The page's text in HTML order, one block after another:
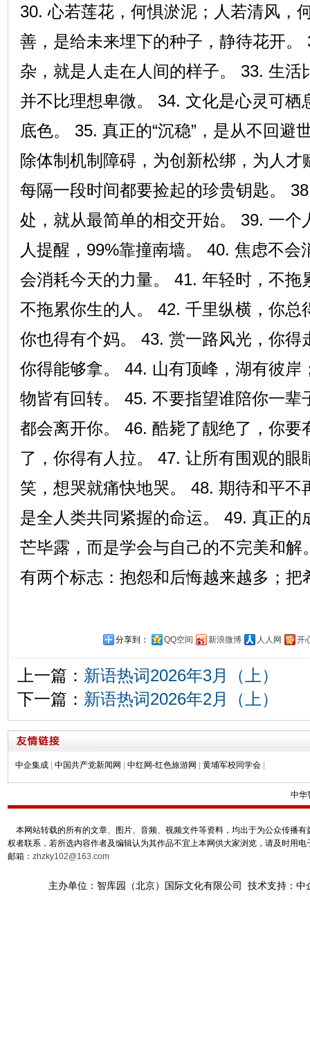
30. 心若莲花，何惧淤泥；人若清风，
善，是给未来埋下的种子，静待花开。
杂，就是人走在人间的样子。 33. 生活
并不比理想卑微。 34. 文化是心灵可栖
底色。 35. 真正的“沉稳”，是从不回避
除体制机制障碍，为创新松绑，为人才
每隔一段时间都要捡起的珍贵钥匙。
处，就从最简单的相交开始。 39. 一个
人提醒，99%靠撞南墙。 40. 焦虑不会
会消耗今天的力量。 41. 年轻时，不拖
不拖累你生的人。 42. 千里纵横，你总
你也得有个妈。 43. 赏一路风光，你得
你得能够拿。 44. 山有顶峰，湖有彼岸
物皆有回转。 45. 不要指望谁陪你一辈
都会离开你。 46. 酷毙了靓绝了，你要
了，你得有人拉。 47. 让所有围观的眼
笑，想哭就痛快地哭。 48. 期待和平不
是全人类共同紧握的命运。 49. 真正的
芒毕露，而是学会与自己的不完美和解
有两个标志：抱怨和后悔越来越多；把
分享到： QQ空间 新浪微博 人人网 开
上一篇： 新语热词2026年3月（上）
下一篇： 新语热词2026年2月（上）
中企集成 中国共产党新闻网 中红网-红色旅游网 黄埔军校同学会
中华
本网站转载的所有的文章、图片、音频、视频文件等资料，均出于为公众传播
权者联系，若所选内容作者及编辑认为其作品不宜上本网供大家浏览，请及时用
邮箱： zhzky102@163.com
主办单位：智库园（北京）国际文化有限公司 技术支持：